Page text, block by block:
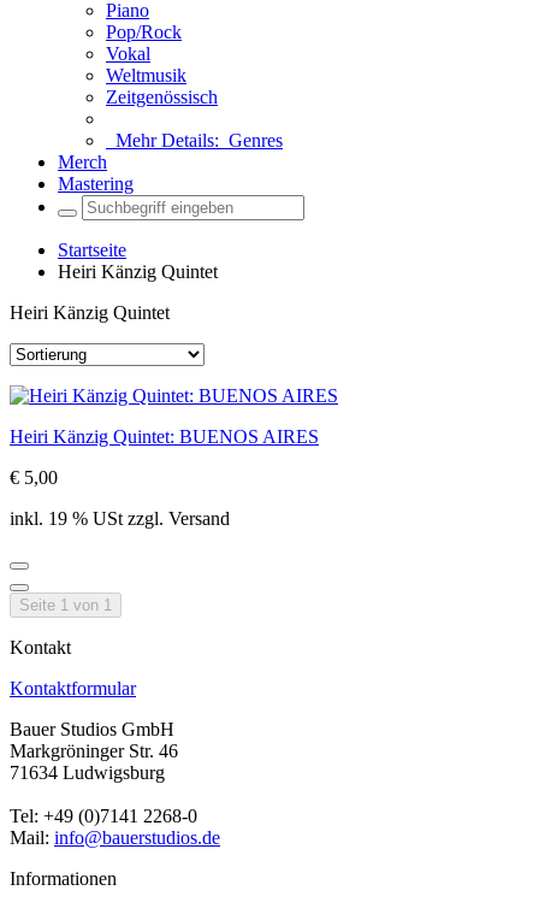
Piano
Pop/Rock
Vokal
Weltmusik
Zeitgenössisch
Mehr Details: Genres
Merch
Mastering
Startseite
Heiri Känzig Quintet
Heiri Känzig Quintet
Heiri Känzig Quintet: BUENOS AIRES
€ 5,00
inkl. 19 % USt zzgl. Versand
Seite 1 von 1
Kontakt
Kontaktformular
Bauer Studios GmbH
Markgröninger Str. 46
71634 Ludwigsburg
Tel: +49 (0)7141 2268-0
Mail: info@bauerstudios.de
Informationen